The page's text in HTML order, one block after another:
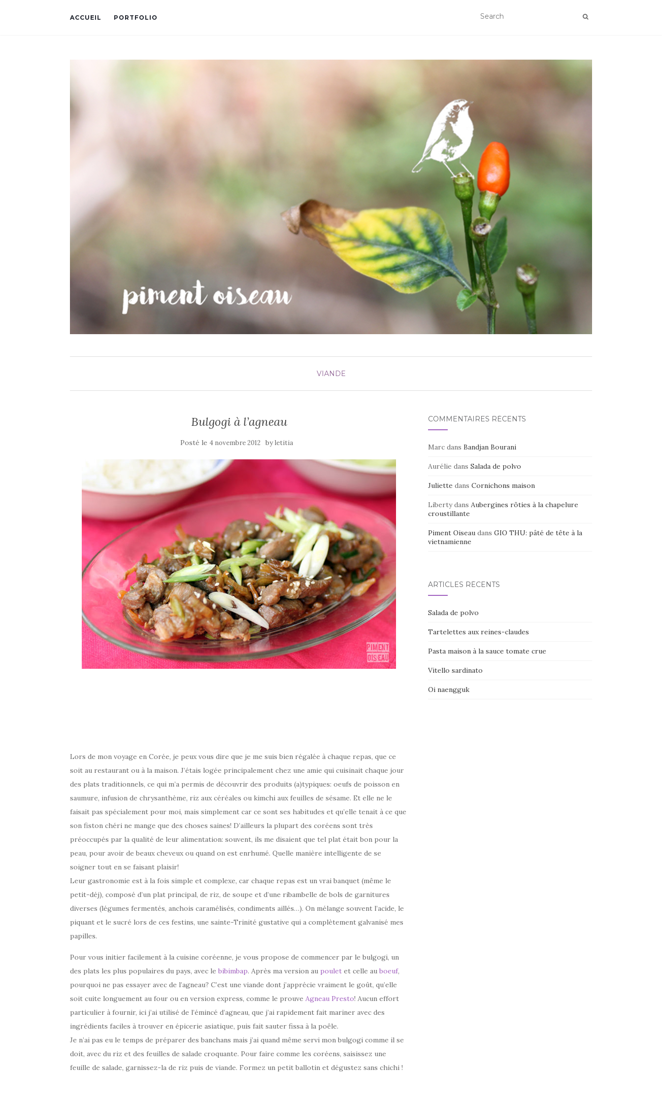
ACCUEIL PORTFOLIO
VIANDE
Bulgogi à l’agneau
Posté le 4 novembre 2012 byletitia
Lors de mon voyage en Corée, je peux vous dire que je me suis bien régalée à chaque repas, que ce
soit au restaurant ou à la maison. J’étais logée principalement chez une amie qui cuisinait chaque jour
des plats traditionnels, ce qui m’a permis de découvrir des produits (a)typiques: oeufs de poisson en
saumure, infusion de chrysanthème, riz aux céréales ou kimchi aux feuilles de sésame. Et elle ne le
faisait pas spécialement pour moi, mais simplement car ce sont ses habitudes et qu’elle tenait à ce que
son fiston chéri ne mange que des choses saines! D’ailleurs la plupart des coréens sont très
préoccupés par la qualité de leur alimentation: souvent, ils me disaient que tel plat était bon pour la
peau, pour avoir de beaux cheveux ou quand on est enrhumé. Quelle manière intelligente de se
soigner tout en se faisant plaisir!
Leur gastronomie est à la fois simple et complexe, car chaque repas est un vrai banquet (même le
petit-déj), composé d’un plat principal, de riz, de soupe et d’une ribambelle de bols de garnitures
diverses (légumes fermentés, anchois caramélisés, condiments aillés…). On mélange souvent l’acide, le
piquant et le sucré lors de ces festins, une sainte-Trinité gustative qui a complètement galvanisé mes
papilles.
Pour vous initier facilement à la cuisine coréenne, je vous propose de commencer par le bulgogi, un
des plats les plus populaires du pays, avec le bibimbap. Après ma version au poulet et celle au boeuf,
pourquoi ne pas essayer avec de l’agneau? C’est une viande dont j’apprécie vraiment le goût, qu’elle
soit cuite longuement au four ou en version express, comme le prouve Agneau Presto! Aucun effort
particulier à fournir, ici j’ai utilisé de l’émincé d’agneau, que j’ai rapidement fait mariner avec des
ingrédients faciles à trouver en épicerie asiatique, puis fait sauter fissa à la poêle.
Je n’ai pas eu le temps de préparer des banchans mais j’ai quand même servi mon bulgogi comme il se
doit, avec du riz et des feuilles de salade croquante. Pour faire comme les coréens, saisissez une
feuille de salade, garnissez-la de riz puis de viande. Formez un petit ballotin et dégustez sans chichi !
COMMENTAIRES RÉCENTS
Marcdans Bandjan Bourani
Aurélie dans Salada de polvo
Juliette dans Cornichons maison
Libertydans Aubergines rôties à la chapelure
croustillante
Piment Oiseaudans GIO THU: pâté de tête à la
vietnamienne
ARTICLES RÉCENTS
Salada de polvo
Tartelettes aux reines-claudes
Pasta maison à la sauce tomate crue
Vitello sardinato
Oi naengguk